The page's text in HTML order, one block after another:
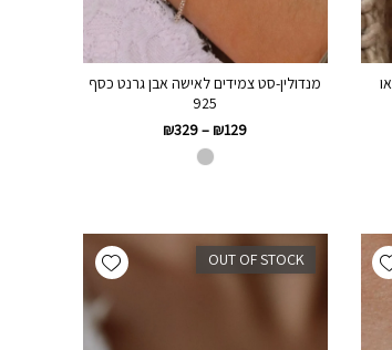
אלפי-צמיד גרנט ופנינים כסף 925 או
מנדולין-סט צמידים לאישה אבן גרנט כסף
925
₪129
–
₪329
Add wishlist
Add wishlist OUT OF STOCK